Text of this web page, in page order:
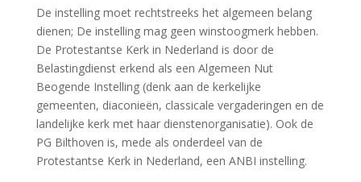
De instelling moet rechtstreeks het algemeen belang
dienen; De instelling mag geen winstoogmerk hebben.
De Protestantse Kerk in Nederland is door de
Belastingdienst erkend als een Algemeen Nut
Beogende Instelling (denk aan de kerkelijke
gemeenten, diaconieën, classicale vergaderingen en de
landelijke kerk met haar dienstenorganisatie). Ook de
PG Bilthoven is, mede als onderdeel van de
Protestantse Kerk in Nederland, een ANBI instelling.